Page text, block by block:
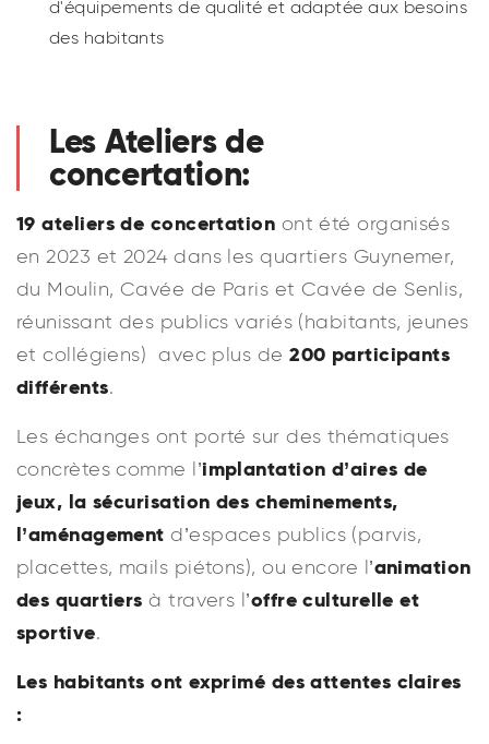
d'équipements de qualité et adaptée aux besoins
des habitants
Les Ateliers de
concertation:
19 ateliers de concertation ont été organisés
en 2023 et 2024 dans les quartiers Guynemer,
du Moulin, Cavée de Paris et Cavée de Senlis,
réunissant des publics variés (habitants, jeunes
et collégiens) avec plus de200 participants
différents.
Les échanges ont porté sur des thématiques
concrètes comme l’implantation d’aires de
jeux, la sécurisation des cheminements,
l’aménagement d’espaces publics (parvis,
placettes, mails piétons), ou encore l’animation
des quartiers à travers l’offre culturelle et
sportive.
Les habitants ont exprimé des attentes claires
: